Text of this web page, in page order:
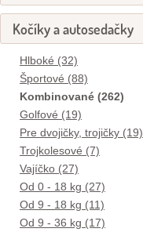
Kočíky a autosedačky
Hlboké (32)
Športové (88)
Kombinované (262)
Golfové (19)
Pre dvojičky, trojičky (19)
Trojkolesové (7)
Vajíčko (27)
Od 0 - 18 kg (27)
Od 9 - 18 kg (11)
Od 9 - 36 kg (17)